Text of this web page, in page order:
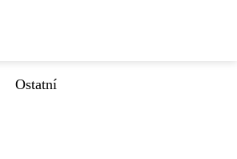
Ostatní